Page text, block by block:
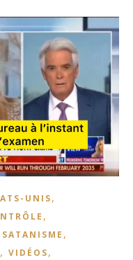
UNIS,
,
,
, VIDÉOS,